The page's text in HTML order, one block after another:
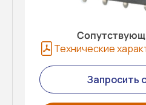
Технические
Запросить